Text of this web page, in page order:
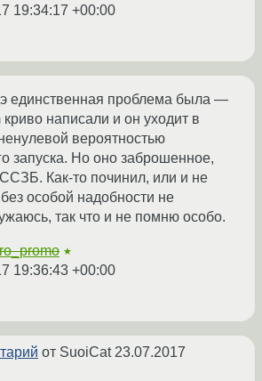
19:34:17 +00:00
единственная проблема была —
написали и он уходит в
вероятностью
запуска. Но оно заброшенное,
ССЗБ. Как-то починил, или и не
особой надобности не
так что и не помню особо.
★
19:36:43 +00:00
от SuoiCat23.07.2017